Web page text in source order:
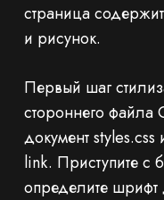
страница
и рисунок.
Первый шаг
стороннего файла
документ styles.css
link. Приступите с
определите